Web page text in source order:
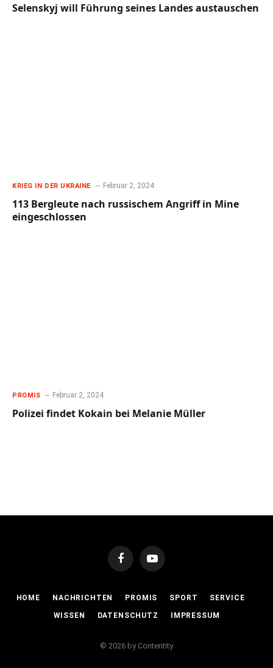
Selenskyj will Führung seines Landes austauschen
KRIEG IN DER UKRAINE Februar 2, 2024
113 Bergleute nach russischem Angriff in Mine
eingeschlossen
PROMIS Februar 2, 2024
Polizei findet Kokain bei Melanie Müller
FacebookYouTube
HOME NACHRICHTEN PROMIS SPORT SERVICE
WISSEN DATENSCHUTZ IMPRESSUM
© 2026 by Contentity